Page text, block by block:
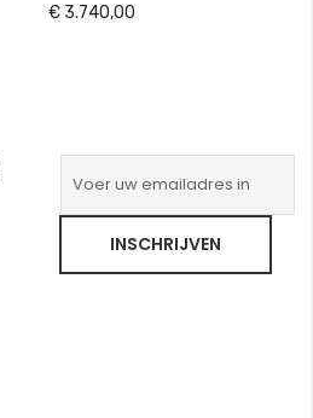
€ 3.740,00
INSCHRIJVEN